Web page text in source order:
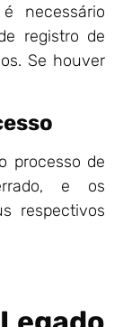
necessário
registro de
Se houver
processo de
e os
respectivos